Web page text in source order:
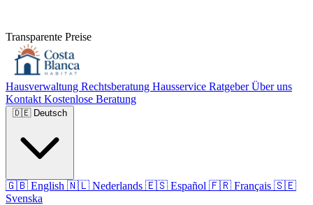
Transparente Preise
Hausverwaltung Rechtsberatung Hausservice RatgeberÜber uns
Kontakt Kostenlose Beratung
🇩🇪 Deutsch
🇬🇧 English 🇳🇱 Nederlands 🇪🇸 Español 🇫🇷 Français 🇸🇪
Svenska